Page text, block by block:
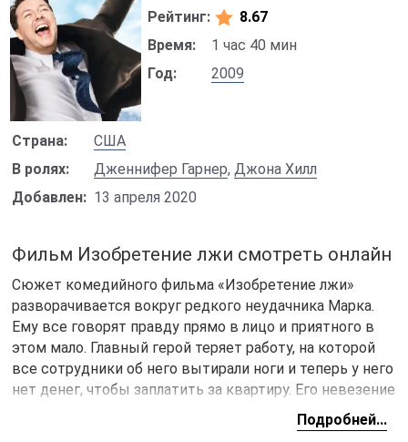
Рейтинг:
8.67
Время:
1 час 40 мин
Год:
2009
Страна:
США
В ролях:
Дженнифер Гарнер,Джона Хилл
Добавлен: 13 апреля 2020
Фильм Изобретение лжи смотреть онлайн
Сюжет комедийного фильма «Изобретение лжи»
разворачивается вокруг редкого неудачника Марка.
Ему все говорят правду прямо в лицо и приятного в
этом мало. Главный герой теряет работу, на которой
все сотрудники об него вытирали ноги и теперь у него
нет денег, чтобы заплатить за квартиру. Его невезение
это родовое проклятие и что-то в этом роде. Вот
только в один миг жизнь Марка круто меняется. Люди
Подробней...